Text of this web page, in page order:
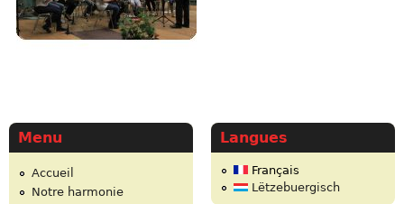
Menu
Accueil
Notre harmonie
Langues
Français
Lëtzebuergisch